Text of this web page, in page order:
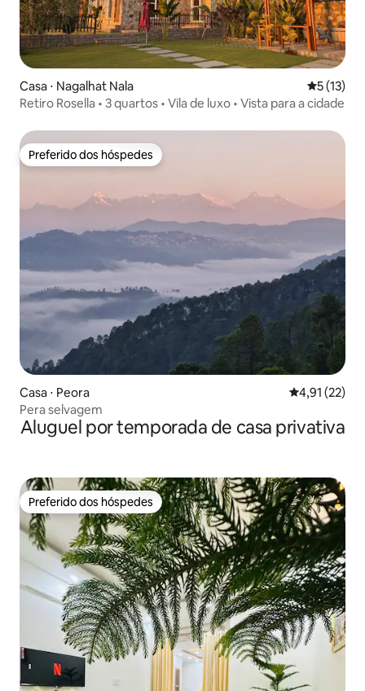
Casa ⋅ Nagalhat Nala 5 de uma
5 (13)
Retiro Rosella • 3 quartos • Vila de luxo • Vista para a cidade
Preferido dos hóspedes
Preferido dos hóspedes
Casa ⋅ Peora 4,91 de uma
4,91 (22)
Pera selvagem
Aluguel por temporada de casa privativa
Preferido dos hóspedes
Preferido dos hóspedes